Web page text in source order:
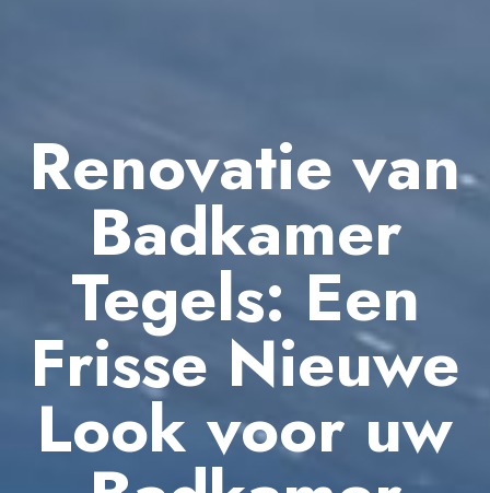
Renovatie van
Badkamer
Tegels: Een
Frisse Nieuwe
Look voor uw